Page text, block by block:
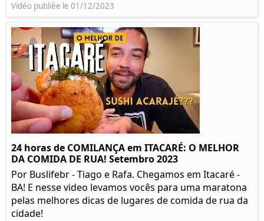
Vidéo publiée le 01/12/2023
24 horas de COMILANÇA em ITACARÉ: O MELHOR
DA COMIDA DE RUA! Setembro 2023
Por Buslifebr - Tiago e Rafa. Chegamos em Itacaré -
BA! E nesse video levamos vocês para uma maratona
pelas melhores dicas de lugares de comida de rua da
cidade!